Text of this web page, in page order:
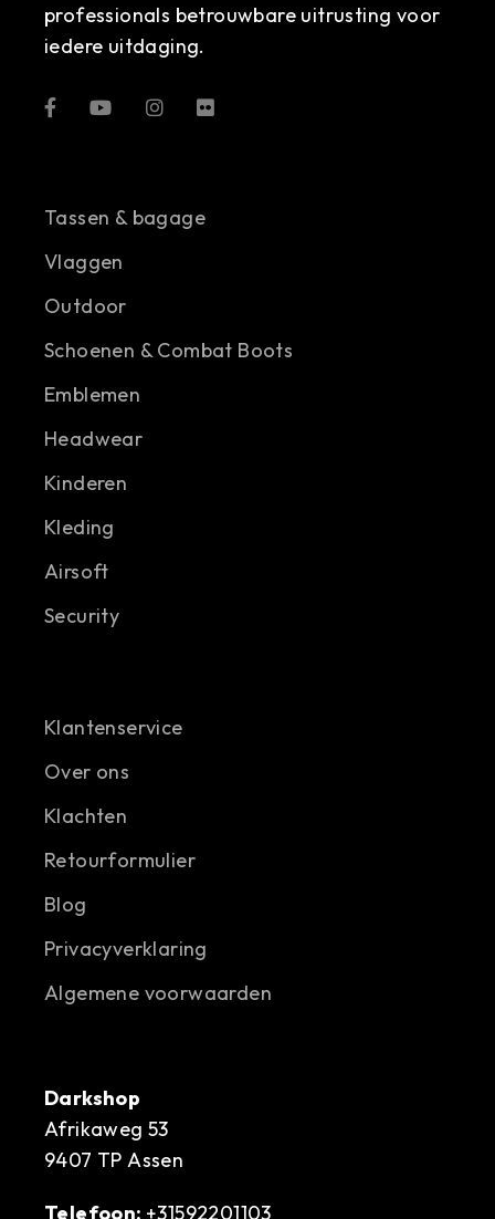
professionals betrouwbare uitrusting voor
iedere uitdaging.
Tassen & bagage
Vlaggen
Outdoor
Schoenen & Combat Boots
Emblemen
Headwear
Kinderen
Kleding
Airsoft
Security
Klantenservice
Over ons
Klachten
Retourformulier
Blog
Privacyverklaring
Algemene voorwaarden
Darkshop
Afrikaweg 53
9407 TP Assen
Telefoon: +31592201103